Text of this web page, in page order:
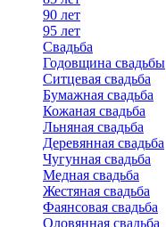
90 лет
95 лет
Свадьба
Годовщина свадьбы
Ситцевая свадьба
Бумажная свадьба
Кожаная свадьба
Льняная свадьба
Деревянная свадьба
Чугунная свадьба
Медная свадьба
Жестяная свадьба
Фаянсовая свадьба
Оловянная свадьба